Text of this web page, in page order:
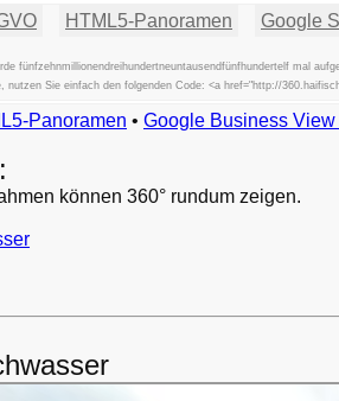
HTML5-Panoramen Google
fünfzehnmillionendreihundertneuntausendfünfhundertelf mal
nutzen Sie einfach den folgenden Code: <a href="http://
Panoramen • Google Business
können 360° rundum zeigen.